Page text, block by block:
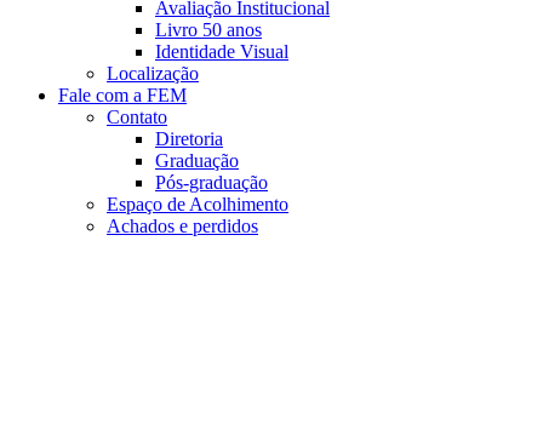
Avaliação Institucional
Livro 50 anos
Identidade Visual
Localização
Fale com a FEM
Contato
Diretoria
Graduação
Pós-graduação
Espaço de Acolhimento
Achados e perdidos